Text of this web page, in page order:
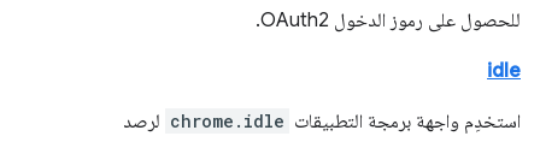
للحصول على رموز الدخول OAuth2.
idle
استخدِم واجهة برمجة التطبيقات chrome.idle لرصد